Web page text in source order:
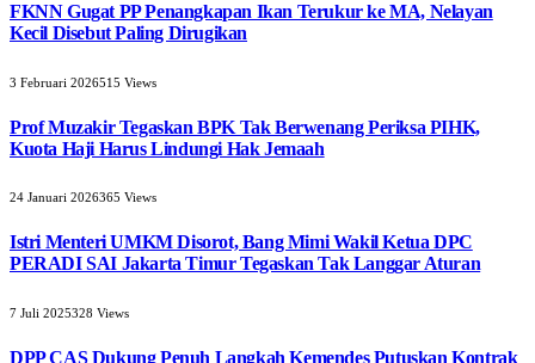
FKNN Gugat PP Penangkapan Ikan Terukur ke MA, Nelayan
Kecil Disebut Paling Dirugikan
3 Februari 2026515 Views
Prof Muzakir Tegaskan BPK Tak Berwenang Periksa PIHK,
Kuota Haji Harus Lindungi Hak Jemaah
24 Januari 2026365 Views
Istri Menteri UMKM Disorot, Bang Mimi Wakil Ketua DPC
PERADI SAI Jakarta Timur Tegaskan Tak Langgar Aturan
7 Juli 2025328 Views
DPP CAS Dukung Penuh Langkah Kemendes Putuskan Kontrak